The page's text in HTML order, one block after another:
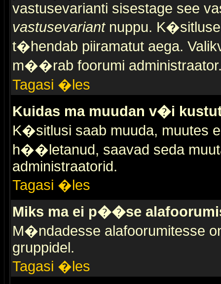
vastusevarianti sisestage see
vastusevariantnuppu.
t�hendab piiramatut aega.
m��rab foorumi
Tagasi �les
Kuidas ma muudan v�i
K�sitlusi saab muuda, muutes
h��letanud, saavad seda
administraatorid.
Tagasi �les
Miks ma ei p��se
M�ndadesse alafoorumitesse
gruppidel.
Tagasi �les